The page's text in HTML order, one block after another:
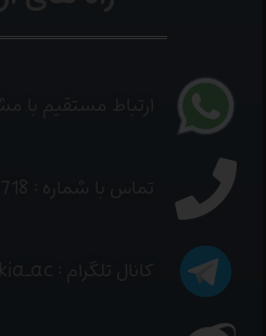
ارتباط مستقیم با
تماس با شماره : 09100800718
کانال تلگرام : kia_ac@